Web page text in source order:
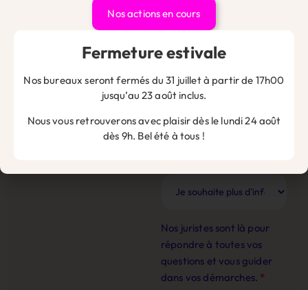
Téléphone de l'entreprise
Nom de l'entreprise*
Email *
Nos juristes sont là pour
répondre à toutes vos
questions et vous guider
dans vos démarches. *
Nos actions en cours
Fermeture estivale
Nos bureaux seront fermés du 31 juillet à partir de 17h00
jusqu’au 23 août inclus.
Nous vous retrouverons avec plaisir dès le lundi 24 août
dès 9h. Bel été à tous !